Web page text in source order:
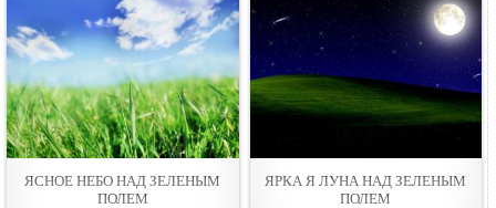
ЯСНОЕ НЕБО НАД ЗЕЛЕНЫМ
ПОЛЕМ
ЯРКА Я ЛУНА НАД ЗЕЛЕНЫМ
ПОЛЕМ